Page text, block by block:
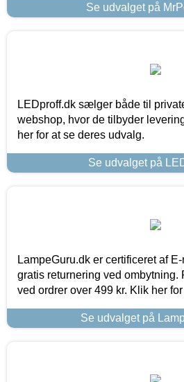
Se udvalget på
LEDproff.dk sælger både til
webshop, hvor de tilbyder
her for at se deres udvalg.
Se udvalget på
LampeGuru.dk er certificeret af
gratis returnering ved ombytning.
ved ordrer over 499 kr. Klik her
Se udvalget på